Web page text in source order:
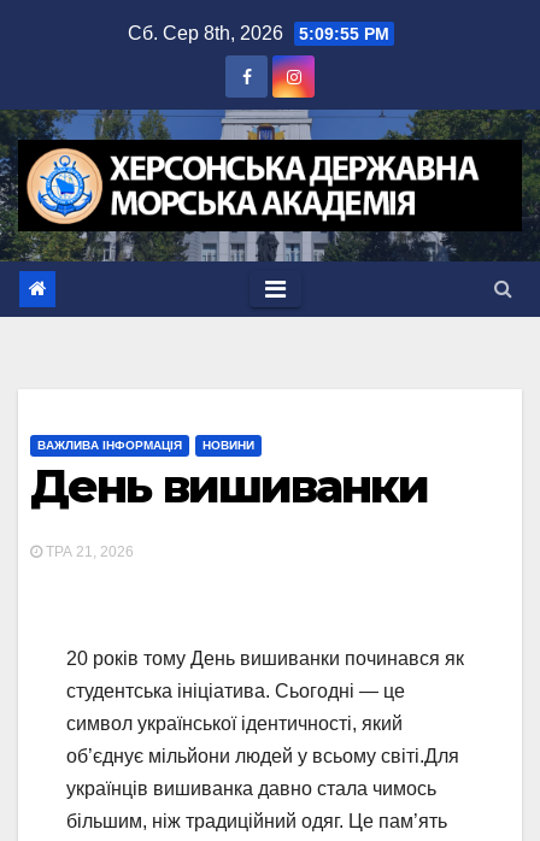
Сб. Сер 8th, 2026 5:09:55 PM
ВАЖЛИВА ІНФОРМАЦІЯ НОВИНИ
День вишиванки
ТРА 21, 2026
20 років тому День вишиванки починався як
студентська ініціатива. Сьогодні — це
символ української ідентичності, який
об’єднує мільйони людей у всьому світі.Для
українців вишиванка давно стала чимось
більшим, ніж традиційний одяг. Це пам’ять